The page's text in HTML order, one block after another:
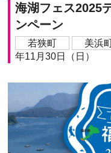
海湖フェス2025
ンペーン
若狭町 美浜
年11月30日（日）